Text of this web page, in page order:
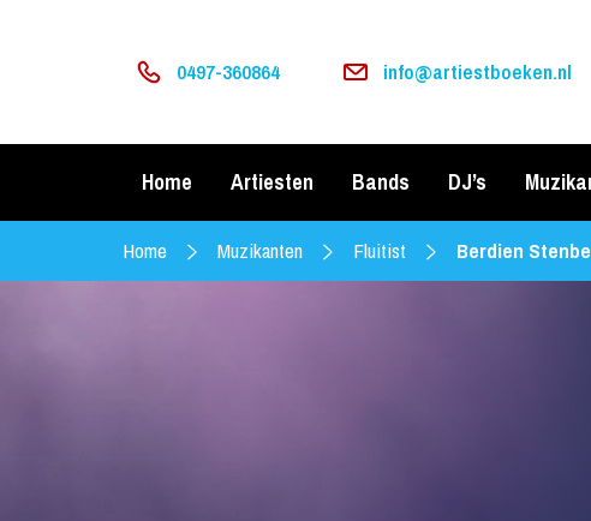
0497-360864 info@artiestboeken.nl
Home Artiesten Bands DJ’s
Home Muzikanten Fluitist Berdien